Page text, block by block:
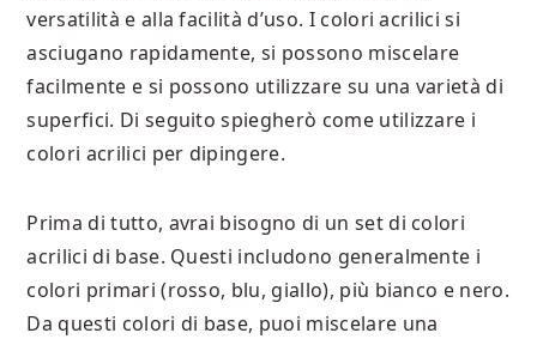
versatilità e alla facilità d’uso. I colori acrilici si
asciugano rapidamente, si possono miscelare
facilmente e si possono utilizzare su una varietà di
superfici. Di seguito spiegherò come utilizzare i
colori acrilici per dipingere.
Prima di tutto, avrai bisogno di un set di colori
acrilici di base. Questi includono generalmente i
colori primari (rosso, blu, giallo), più bianco e nero.
Da questi colori di base, puoi miscelare una